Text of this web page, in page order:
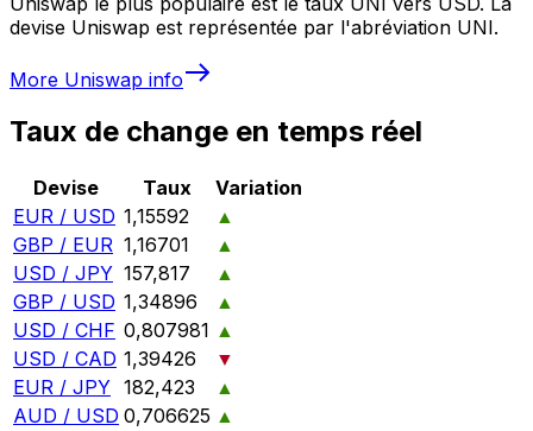
devise Uniswap est représentée par l'abréviation UNI.
More Uniswap info
Taux de change en temps réel
Devise Taux
Variation
EUR / USD 1,15592
▲
GBP / EUR 1,16701
▲
USD / JPY 157,817
▲
GBP / USD 1,34896
▲
USD / CHF 0,807981 ▲
USD / CAD 1,39426
▼
EUR / JPY 182,423
▲
AUD / USD 0,706625 ▲